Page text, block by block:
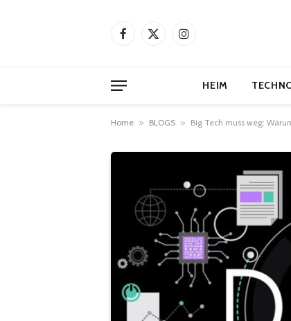
Facebook
X
Instagram
HEIM
Home » BLOGS » Big Tech muss weg: